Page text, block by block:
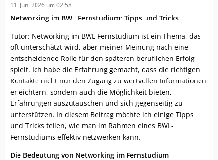
11. Juni 2026 um 02:58
Networking im BWL Fernstudium: Tipps und Tricks
Tutor: Networking im BWL Fernstudium ist ein Thema, das
oft unterschätzt wird, aber meiner Meinung nach eine
entscheidende Rolle für den späteren beruflichen Erfolg
spielt. Ich habe die Erfahrung gemacht, dass die richtigen
Kontakte nicht nur den Zugang zu wertvollen Informationen
erleichtern, sondern auch die Möglichkeit bieten,
Erfahrungen auszutauschen und sich gegenseitig zu
unterstützen. In diesem Beitrag möchte ich einige Tipps
und Tricks teilen, wie man im Rahmen eines BWL-
Fernstudiums effektiv netzwerken kann.
Die Bedeutung von Networking im Fernstudium